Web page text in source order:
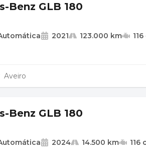
Benz GLB 180
2021 123.000 km
Aveiro
Benz GLB 180
2024 14.500 km 116